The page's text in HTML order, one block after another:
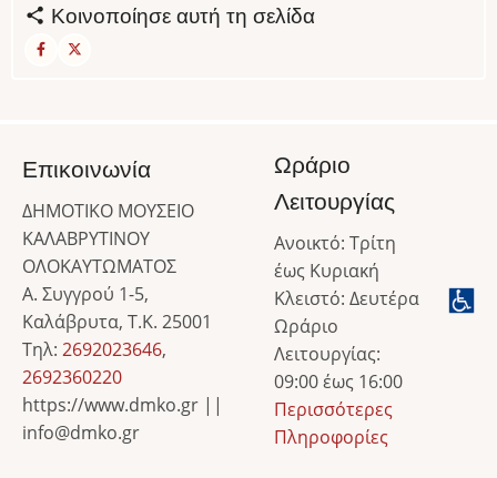
Κοινοποίησε αυτή τη σελίδα
Επικοινωνία
ΔΗΜΟΤΙΚΟ ΜΟΥΣΕΙΟ
ΚΑΛΑΒΡΥΤΙΝΟΥ
ΟΛΟΚΑΥΤΩΜΑΤΟΣ
Α. Συγγρού 1-5,
Καλάβρυτα, Τ.Κ. 25001
Τηλ: 2692023646,
2692360220
https://www.dmko.gr ||
info@dmko.gr
Ωράριο
Λειτουργίας
Ανοικτό: Τρίτη
έως Κυριακή
Κλειστό: Δευτέρα
Ωράριο
Λειτουργίας:
09:00 έως 16:00
Περισσότερες
Πληροφορίες